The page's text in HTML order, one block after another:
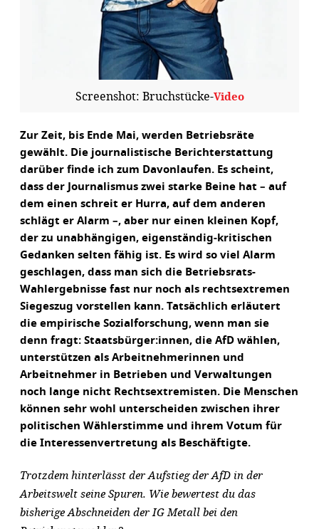
Screenshot: Bruchstücke-Video
Zur Zeit, bis Ende Mai, werden Betriebsräte
gewählt. Die journalistische Berichterstattung
darüber finde ich zum Davonlaufen. Es scheint,
dass der Journalismus zwei starke Beine hat – auf
dem einen schreit er Hurra, auf dem anderen
schlägt er Alarm –, aber nur einen kleinen Kopf,
der zu unabhängigen, eigenständig-kritischen
Gedanken selten fähig ist. Es wird so viel Alarm
geschlagen, dass man sich die Betriebsrats-
Wahlergebnisse fast nur noch als rechtsextremen
Siegeszug vorstellen kann. Tatsächlich erläutert
die empirische Sozialforschung, wenn man sie
denn fragt: Staatsbürger:innen, die AfD wählen,
unterstützen als Arbeitnehmerinnen und
Arbeitnehmer in Betrieben und Verwaltungen
noch lange nicht Rechtsextremisten. Die Menschen
können sehr wohl unterscheiden zwischen ihrer
politischen Wählerstimme und ihrem Votum für
die Interessenvertretung als Beschäftigte.
Trotzdem hinterlässt der Aufstieg der AfD in der
Arbeitswelt seine Spuren. Wie bewertest du das
bisherige Abschneiden der IG Metall bei den